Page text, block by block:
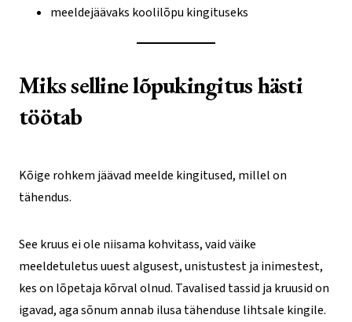
meeldejäävaks koolilõpu kingituseks
Miks selline lõpukingitus hästi
töötab
Kõige rohkem jäävad meelde kingitused, millel on
tähendus.
See kruus ei ole niisama kohvitass, vaid väike
meeldetuletus uuest algusest, unistustest ja inimestest,
kes on lõpetaja kõrval olnud. Tavalised tassid ja kruusid on
igavad, aga sõnum annab ilusa tähenduse lihtsale kingile.